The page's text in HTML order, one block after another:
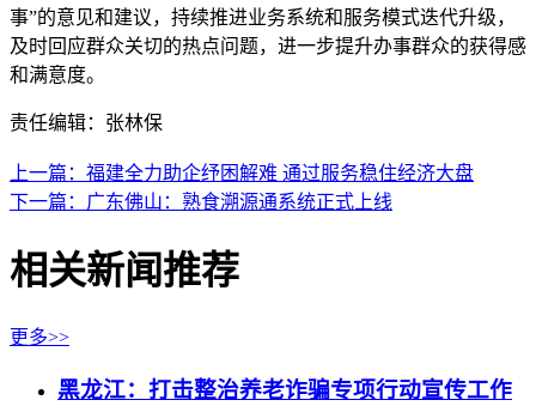
事”的意见和建议，持续推进业务系统和服务模式迭代升级，
及时回应群众关切的热点问题，进一步提升办事群众的获得感
和满意度。
责任编辑：张林保
上一篇：福建全力助企纾困解难 通过服务稳住经济大盘
下一篇：广东佛山：熟食溯源通系统正式上线
相关新闻推荐
更多>>
黑龙江：打击整治养老诈骗专项行动宣传工作